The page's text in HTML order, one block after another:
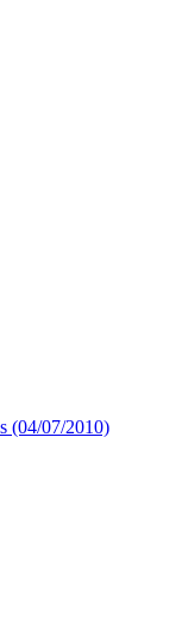
(04/07/2010)